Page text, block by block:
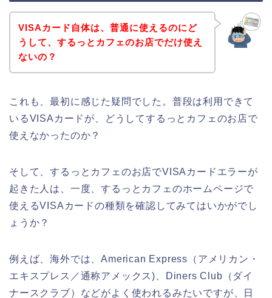
VISAカード自体は、普通に使えるのにど
うして、するっとカフェのお店でだけ使え
ないの？
これも、最初に感じた疑問でした。普段は利用できて
いるVISAカードが、どうしてするっとカフェのお店で
使えなかったのか？
そして、するっとカフェのお店でVISAカードエラーが
起きた人は、一度、するっとカフェのホームページで
使えるVISAカードの種類を確認してみてはいかがでし
ょうか？
例えば、海外では、American Express（アメリカン・
エキスプレス／通称アメックス)、Diners Club（ダイ
ナースクラブ）などがよく使われるみたいですが、日